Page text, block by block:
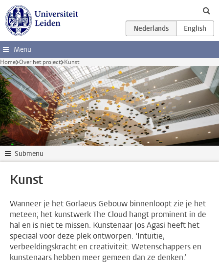
Ga direct naar de inhoud
Menu
Home Over het project Kunst
Submenu
Kunst
Wanneer je het Gorlaeus Gebouw binnenloopt zie je het
meteen; het kunstwerk The Cloud hangt prominent in de
hal en is niet te missen. Kunstenaar Jos Agasi heeft het
speciaal voor deze plek ontworpen. ‘Intuïtie,
verbeeldingskracht en creativiteit. Wetenschappers en
kunstenaars hebben meer gemeen dan ze denken.’